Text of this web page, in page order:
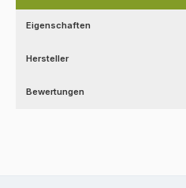
Eigenschaften
Hersteller
Bewertungen